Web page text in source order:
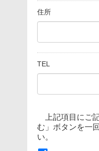
住所
TEL
上記項目にご
む」ボタンを一
い。